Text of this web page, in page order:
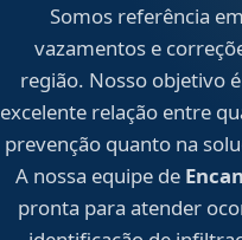
Somos referência
vazamentos e
região. Nosso objetivo
excelente relação entre
prevenção quanto na
A nossa equipe de
pronta para atender